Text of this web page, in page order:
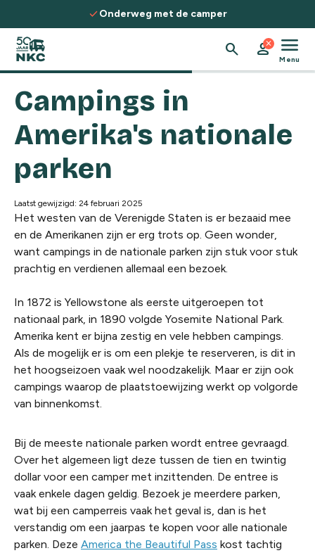
Spring naar de inhoudOnderweg met de camper
search person
close menu
Menu
Campings in
Amerika's nationale
parken
Laatst gewijzigd: 24 februari 2025
Het westen van de Verenigde Staten is er bezaaid mee
en de Amerikanen zijn er erg trots op. Geen wonder,
want campings in de nationale parken zijn stuk voor stuk
prachtig en verdienen allemaal een bezoek.
In 1872 is Yellowstone als eerste uitgeroepen tot
nationaal park, in 1890 volgde Yosemite National Park.
Amerika kent er bijna zestig en vele hebben campings.
Als de mogelijk er is om een plekje te reserveren, is dit in
het hoogseizoen vaak wel noodzakelijk. Maar er zijn ook
campings waarop de plaatstoewijzing werkt op volgorde
van binnenkomst.
Bij de meeste nationale parken wordt entree gevraagd.
Over het algemeen ligt deze tussen de tien en twintig
dollar voor een camper met inzittenden. De entree is
vaak enkele dagen geldig. Bezoek je meerdere parken,
wat bij een camperreis vaak het geval is, dan is het
verstandig om een jaarpas te kopen voor alle nationale
parken. Deze America the Beautiful Pass kost tachtig